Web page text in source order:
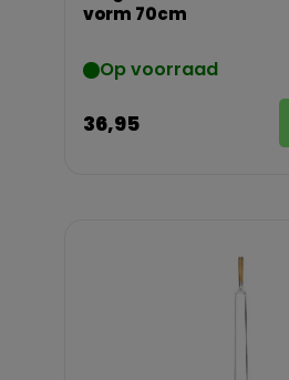
vorm 70cm
Op voorraad
36,95